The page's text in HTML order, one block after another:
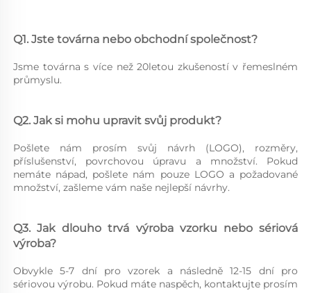
Q1. Jste továrna nebo obchodní společnost?
Jsme továrna s více než 20letou zkušeností v řemeslném
průmyslu.
Q2. Jak si mohu upravit svůj produkt?
Pošlete nám prosím svůj návrh (LOGO), rozměry,
příslušenství, povrchovou úpravu a množství. Pokud
nemáte nápad, pošlete nám pouze LOGO a požadované
množství, zašleme vám naše nejlepší návrhy.
Q3. Jak dlouho trvá výroba vzorku nebo sériová
výroba?
Obvykle 5-7 dní pro vzorek a následně 12-15 dní pro
sériovou výrobu. Pokud máte naspěch, kontaktujte prosím